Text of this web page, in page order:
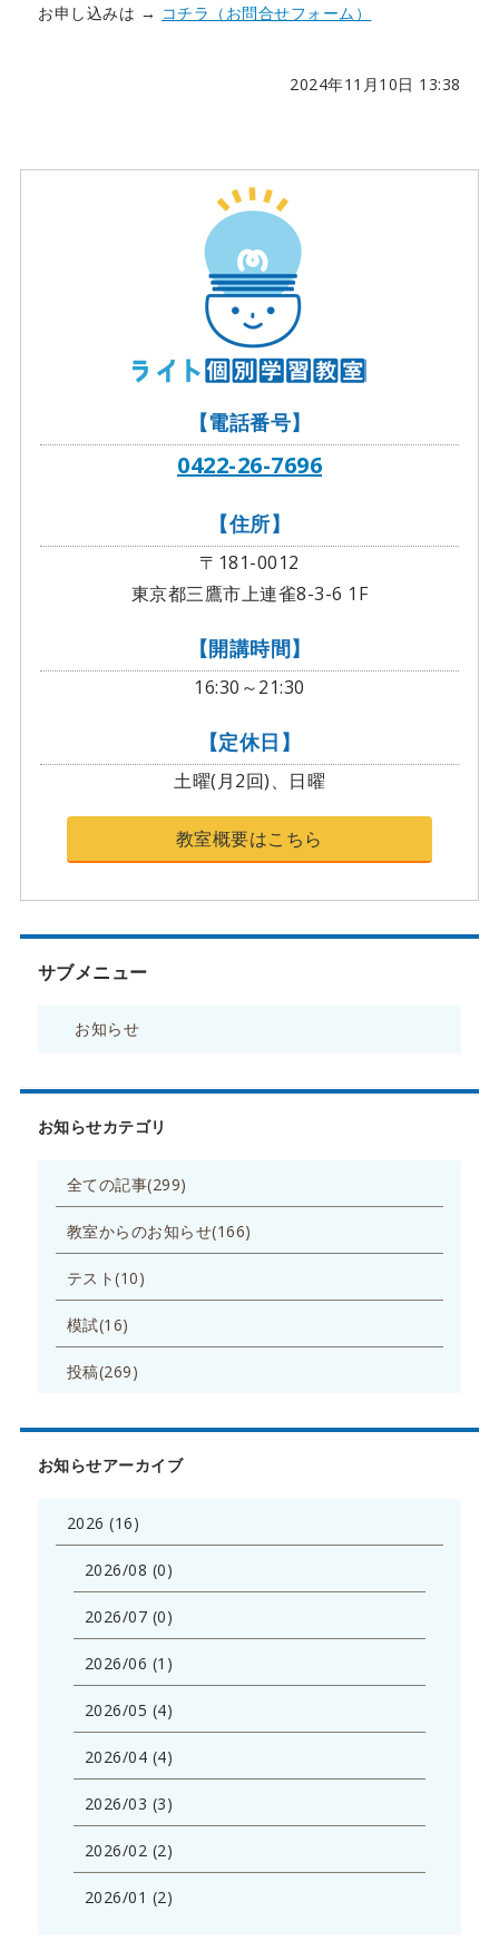
お申し込みは → コチラ（お問合せフォーム）
2024年11月10日 13:38
【電話番号】
0422-26-7696
【住所】
〒181-0012
東京都三鷹市上連雀8-3-6 1F
【開講時間】
16:30～21:30
【定休日】
土曜(月2回)、日曜
教室概要はこちら
サブメニュー
お知らせ
お知らせカテゴリ
全ての記事(299)
教室からのお知らせ(166)
テスト(10)
模試(16)
投稿(269)
お知らせアーカイブ
2026 (16)
2026/08 (0)
2026/07 (0)
2026/06 (1)
2026/05 (4)
2026/04 (4)
2026/03 (3)
2026/02 (2)
2026/01 (2)